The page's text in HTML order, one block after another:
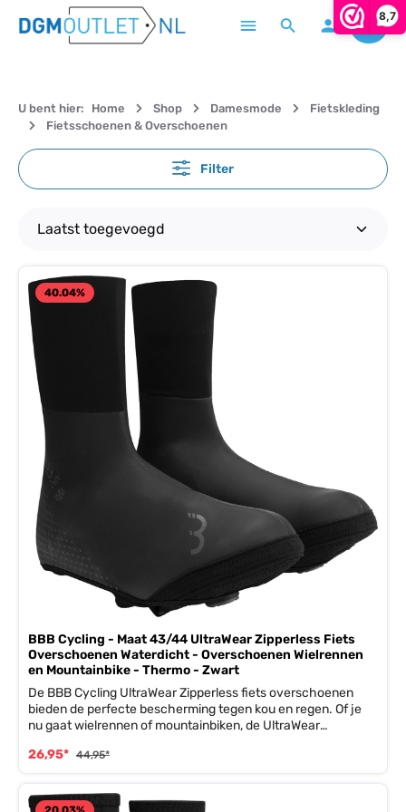
8,7
Ga naar de hoofdinhoud
U bent hier: Home Shop Damesmode
Fietskleding
Fietsschoenen & Overschoenen
Filter
40.04%
BBB Cycling - Maat 43/44 UltraWear Zipperless Fiets
Overschoenen Waterdicht - Overschoenen Wielrennen
en Mountainbike - Thermo - Zwart
De BBB Cycling UltraWear Zipperless fiets overschoenen
bieden de perfecte bescherming tegen kou en regen. Of je
nu gaat wielrennen of mountainbiken, de UltraWear
blijven.De UltraWear overschoen heeft een Neoskin
onderlaag. Dit maakt deze BBB overschoen flexibel, maar
toch warm en waterbestendig. Extra toegevoegde
26,95* 44,95*